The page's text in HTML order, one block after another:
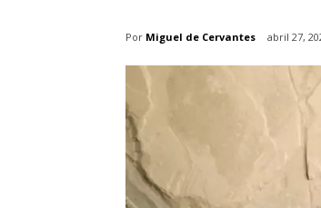
Por Miguel de Cervantes abril 27,